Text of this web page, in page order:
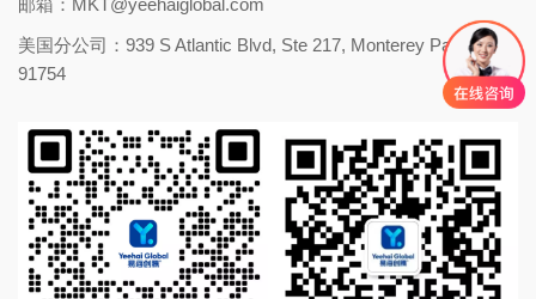
邮箱： MKT@yeehaiglobal.com
美国分公司：939 S Atlantic Blvd, Ste 217, Monterey Park, CA
91754